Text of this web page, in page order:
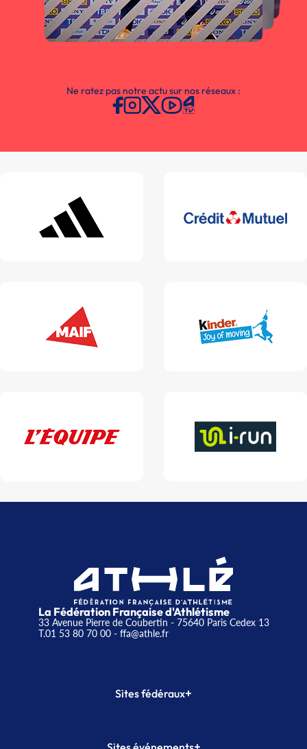
Ne ratez pas notre actu sur nos réseaux :
La Fédération Française d'Athlétisme
33 Avenue Pierre de Coubertin - 75640 Paris Cedex 13
T.01 53 80 70 00- ffa@athle.fr
Sites fédéraux+